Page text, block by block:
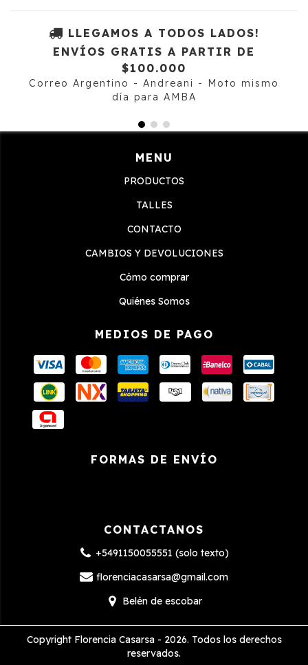
LLEGAMOS A TODOS LADOS!
ENVÍOS GRATIS A PARTIR DE
$100.000
Correo Argentino - Andreani - Moto mismo
día para AMBA
MENU
PRODUCTOS
TALLES
CONTACTO
CAMBIOS Y DEVOLUCIONES
Cómo comprar
Quiénes Somos
MEDIOS DE PAGO
CONTACTANOS
+5491150055551 (solo texto)
florenciacasarsa@gmail.com
Belén de escobar